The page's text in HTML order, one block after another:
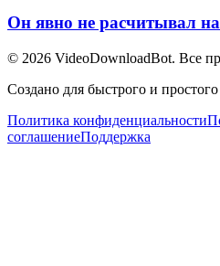
Он явно не расчитывал
© 2026 VideoDownloadBot. Все
Создано для быстрого и
Политика конфиденциальности
соглашениеПоддержка